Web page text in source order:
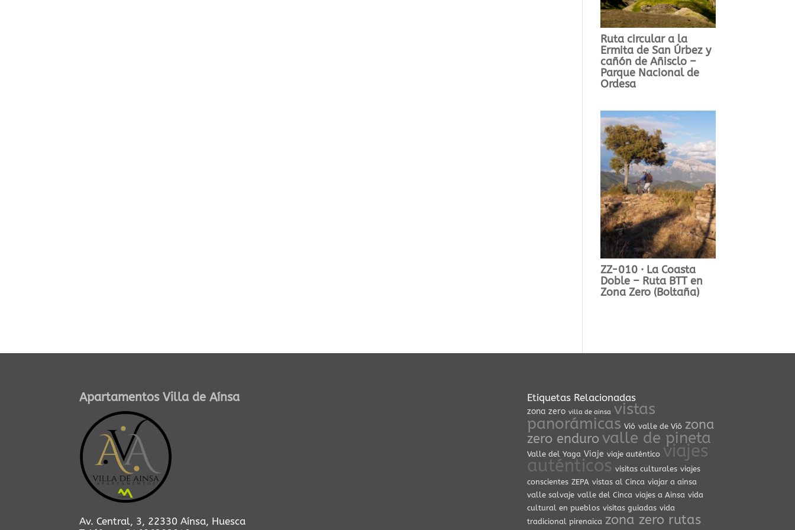
Ruta circular a la
Ermita de San Úrbez y
cañón de Añisclo –
Parque Nacional de
Ordesa
ZZ-010 · La Coasta
Doble – Ruta BTT en
Zona Zero (Boltaña)
Apartamentos Villa de Aínsa
Av. Central, 3, 22330 Aínsa, Huesca
Etiquetas Relacionadas
zona zero villa de ainsa vistas
panorámicas Vió valle de Vió zona
zero enduro valle de pineta
Valle del Yaga Viaje viaje auténtico viajes
auténticos visitas culturales viajes
conscientes ZEPA vistas al Cinca viajar a ainsa
valle salvaje valle del Cinca viajes a Ainsa vida
cultural en pueblos visitas guiadas vida
tradicional pirenaica zona zero rutas